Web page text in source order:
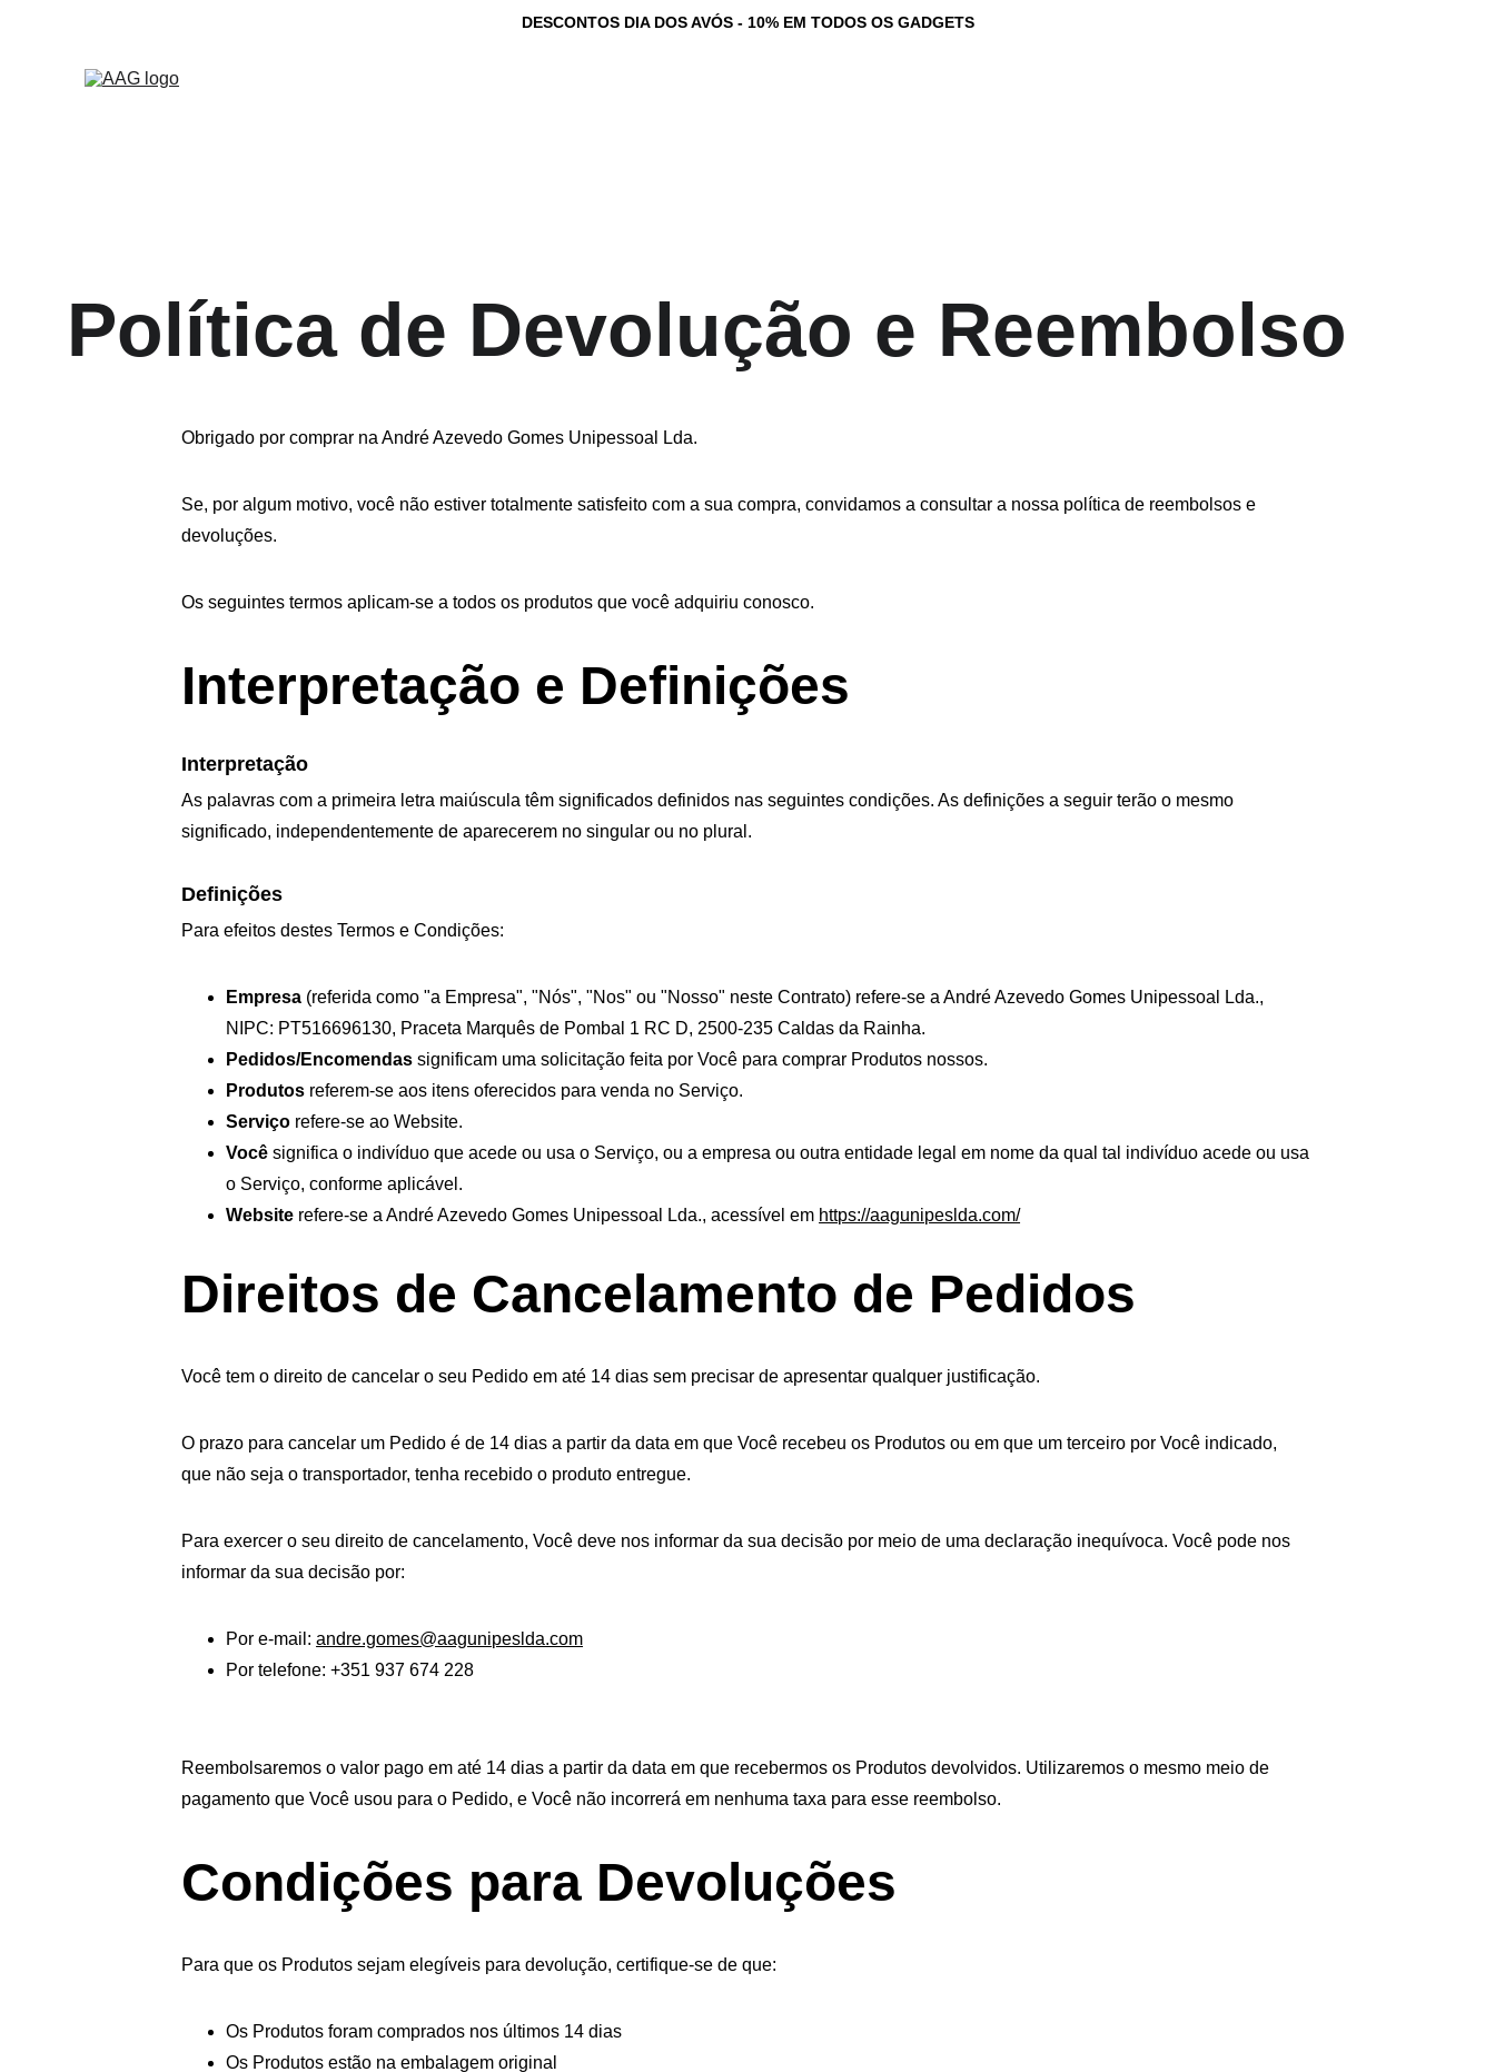
DESCONTOS DIA DOS AVÓS - 10% EM TODOS OS GADGETS
Política de Devolução e Reembolso
Obrigado por comprar na André Azevedo Gomes Unipessoal Lda.
Se, por algum motivo, você não estiver totalmente satisfeito com a sua compra, convidamos a consultar a nossa política de reembolsos e
devoluções.
Os seguintes termos aplicam-se a todos os produtos que você adquiriu conosco.
Interpretação e Definições
Interpretação
As palavras com a primeira letra maiúscula têm significados definidos nas seguintes condições. As definições a seguir terão o mesmo
significado, independentemente de aparecerem no singular ou no plural.
Definições
Para efeitos destes Termos e Condições:
Empresa (referida como "a Empresa", "Nós", "Nos" ou "Nosso" neste Contrato) refere-se a André Azevedo Gomes Unipessoal Lda.,
NIPC: PT516696130, Praceta Marquês de Pombal 1 RC D, 2500-235 Caldas da Rainha.
Pedidos/Encomendas significam uma solicitação feita por Você para comprar Produtos nossos.
Produtos referem-se aos itens oferecidos para venda no Serviço.
Serviço refere-se ao Website.
Você significa o indivíduo que acede ou usa o Serviço, ou a empresa ou outra entidade legal em nome da qual tal indivíduo acede ou usa
o Serviço, conforme aplicável.
Website refere-se a André Azevedo Gomes Unipessoal Lda., acessível em https://aagunipeslda.com/
Direitos de Cancelamento de Pedidos
Você tem o direito de cancelar o seu Pedido em até 14 dias sem precisar de apresentar qualquer justificação.
O prazo para cancelar um Pedido é de 14 dias a partir da data em que Você recebeu os Produtos ou em que um terceiro por Você indicado,
que não seja o transportador, tenha recebido o produto entregue.
Para exercer o seu direito de cancelamento, Você deve nos informar da sua decisão por meio de uma declaração inequívoca. Você pode nos
informar da sua decisão por:
Por e-mail: andre.gomes@aagunipeslda.com
Por telefone: +351 937 674 228
Reembolsaremos o valor pago em até 14 dias a partir da data em que recebermos os Produtos devolvidos. Utilizaremos o mesmo meio de
pagamento que Você usou para o Pedido, e Você não incorrerá em nenhuma taxa para esse reembolso.
Condições para Devoluções
Para que os Produtos sejam elegíveis para devolução, certifique-se de que:
Os Produtos foram comprados nos últimos 14 dias
Os Produtos estão na embalagem original